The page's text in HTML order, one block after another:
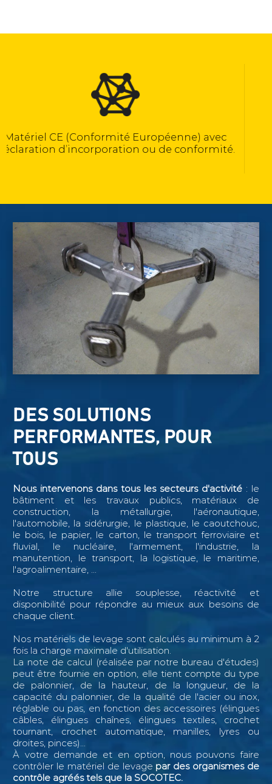
DES SOLUTIONS
PERFORMANTES, POUR
TOUS
Nous intervenons dans tous les secteurs d'activité: le
bâtiment et les travaux publics, matériaux de
construction, la métallurgie, l'aéronautique,
l'automobile, la sidérurgie, le plastique, le caoutchouc,
le bois, le papier, le carton, le transport ferroviaire et
fluvial, le nucléaire, l'armement, l'industrie, la
manutention, le transport, la logistique, le maritime,
l'agroalimentaire, ...
Notre structure allie souplesse, réactivité et
disponibilité pour répondre au mieux aux besoins de
chaque client.
Nos matériels de levage sont calculés au minimum à 2
fois la charge maximale d'utilisation.
La note de calcul (réalisée par notre bureau d'études)
peut être fournie en option, elle tient compte du type
de palonnier, de la hauteur, de la longueur, de la
capacité du palonnier, de la qualité de l'acier ou inox,
réglable ou pas, en fonction des accessoires (élingues
câbles, élingues chaînes, élingues textiles, crochet
tournant, crochet automatique, manilles, lyres ou
droites, pinces)...
À votre demande et en option, nous pouvons faire
contrôler le matériel de levage par des organismes de
contrôle agréés tels que la SOCOTEC.